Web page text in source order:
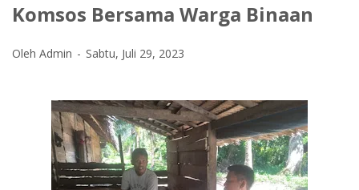
Komsos Bersama Warga Binaan
Oleh Admin Sabtu, Juli 29, 2023